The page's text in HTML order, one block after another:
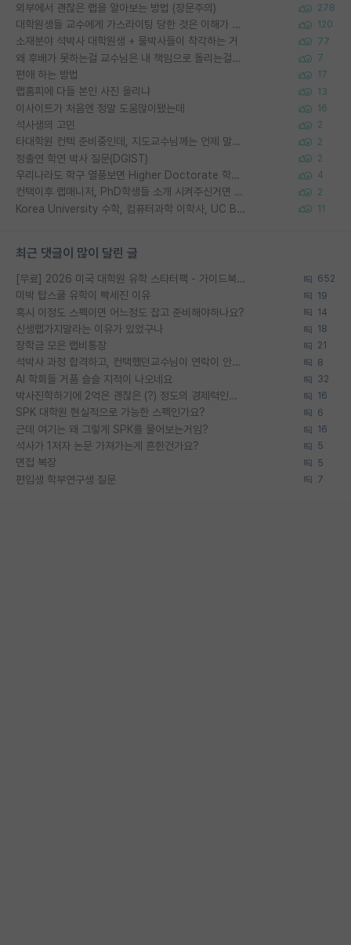
외부에서 괜찮은 랩을 알아보는 방법 (장문주의) 278
대학원생들 교수에게 가스라이팅 당한 것은 이해가 갑니다. 안타깝네요. 120
소재분야 석박사 대학원생 + 물박사들이 착각하는 거 77
왜 후배가 못하는걸 교수님은 내 책임으로 돌리는걸까요? 7
편애 하는 방법 17
랩홈피에 다들 본인 사진 올리냐 13
이사이트가 처음엔 정말 도움많이됐는데 16
석사생의 고민 2
타대학원 컨텍 준비중인데, 지도교수님께는 언제 말씀드려야 할까요? 2
정출연 학연 박사 질문(DGIST) 2
우리나라도 학구 열풍보면 Higher Doctorate 학위가 필요하다고 봅니다. 4
컨택이후 랩매니저, PhD학생들 소개 시켜주신거면 거의 컨펌에 가깝나요? 2
Korea University 수학, 컴퓨터과학 이학사, UC Berkeley 산업공학 대학원 공학박사가 되는 것은 쉽지 않겠죠? 11
최근 댓글이 많이 달린 글
[무료] 2026 미국 대학원 유학 스타터팩 - 가이드북 & 합격자 컨택메일 템플릿 652
미박 탑스쿨 유학이 빡세진 이유 19
혹시 이정도 스펙이면 어느정도 잡고 준비해야하나요? 14
신생랩가지말라는 이유가 있었구나 18
장학금 모은 랩비통장 21
석박사 과정 합격하고, 컨택했던교수님이 연락이 안됩니다... 8
AI 학회들 거품 슬슬 지적이 나오네요 32
박사진학하기에 2억은 괜찮은 (?) 정도의 경제력인가요 16
SPK 대학원 현실적으로 가능한 스펙인가요? 6
근데 여기는 왜 그렇게 SPK를 물어보는거임? 16
석사가 1저자 논문 가져가는게 흔한건가요? 5
면접 복장 5
편입생 학부연구생 질문 7